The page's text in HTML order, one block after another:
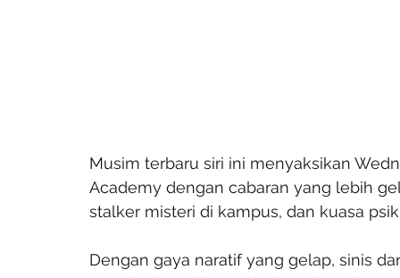
Musim terbaru siri ini menyaksikan
Academy dengan cabaran yang lebih
stalker misteri di kampus, dan kuasa
Dengan gaya naratif yang gelap, sinis